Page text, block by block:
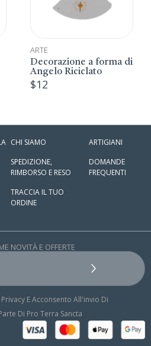
ARTE
Decorazione a forma di
Angelo Riciclato
$12
NOVITÀ E OFFERTE
E Acconsento All'invio Di
Di Pro Terra Sancta
CHI SIAMO
SPEDIZIONE,
RIMBORSO E RESO
TRACCIA IL TUO
ORDINE
ARTIGIANI
DOMANDE
FREQUENTI